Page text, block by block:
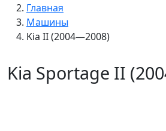
Главная
Машины
Kia II (2004—2008)
Kia Sportage II